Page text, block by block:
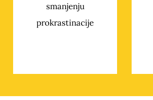
smanjenju
prokrastinacije